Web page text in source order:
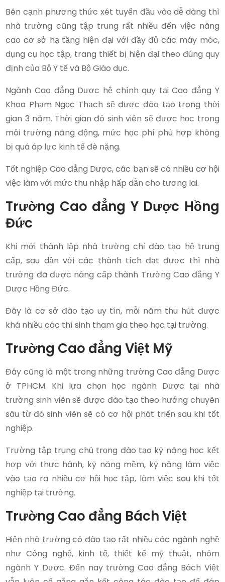
Bên cạnh phương thức xét tuyển đầu vào dễ dàng thì
nhà trường cũng tập trung rất nhiều đến việc nâng
cao cơ sở hạ tầng hiện đại với đầy đủ các máy móc,
dụng cụ học tập, trang thiết bị hiện đại theo đúng quy
định của Bộ Y tế và Bộ Giáo dục.
Ngành Cao đẳng Dược hệ chính quy tại Cao đẳng Y
Khoa Phạm Ngọc Thạch sẽ được đào tạo trong thời
gian 3 năm. Thời gian đó sinh viên sẽ được học trong
môi trường năng động, mức học phí phù hợp không
bị quá áp lực kinh tế đè nặng.
Tốt nghiệp Cao đẳng Dược, các bạn sẽ có nhiều cơ hội
việc làm với mức thu nhập hấp dẫn cho tương lai.
Trường Cao đẳng Y Dược Hồng
Đức
Khi mới thành lập nhà trường chỉ đào tạo hệ trung
cấp, sau dần với các thành tích đạt được thì nhà
trường đã được nâng cấp thành Trường Cao đẳng Y
Dược Hồng Đức.
Đây là cơ sở đào tạo uy tín, mỗi năm thu hút được
khá nhiều các thí sinh tham gia theo học tại trường.
Trường Cao đẳng Việt Mỹ
Đây cũng là một trong những trường Cao đẳng Dược
ở TPHCM. Khi lựa chọn học ngành Dược tại nhà
trường sinh viên sẽ được đào tạo theo hướng chuyên
sâu từ đó sinh viên sẽ có cơ hội phát triển sau khi tốt
nghiệp.
Trường tập trung chú trọng đào tạo kỹ năng học kết
hợp với thực hành, kỹ năng mềm, kỹ năng làm việc
vào tạo ra nhiều cơ hội học tập, làm việc sau khi tốt
nghiệp tại trường.
Trường Cao đẳng Bách Việt
Hiện nhà trường có đào tạo rất nhiều các ngành nghề
như Công nghệ, kinh tế, thiết kế mỹ thuật, nhóm
ngành Y Dược. Đến nay trường Cao đẳng Bách Việt